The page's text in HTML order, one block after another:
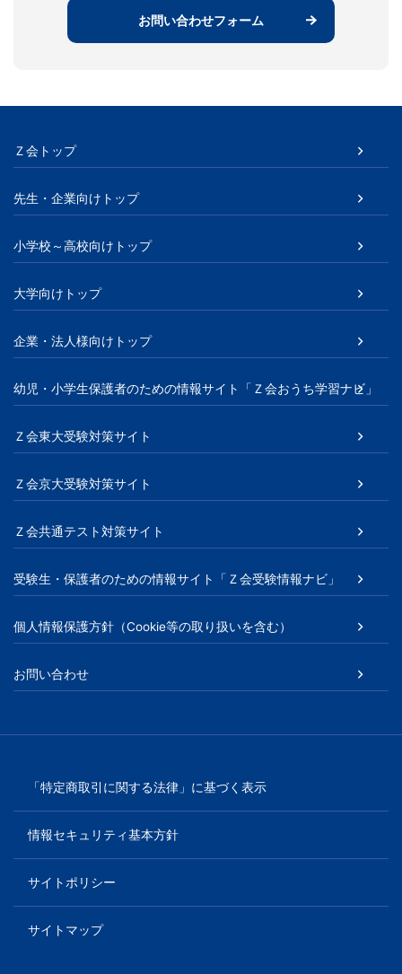
お問い合わせフォーム
Ｚ会トップ
先生・企業向けトップ
小学校～高校向けトップ
大学向けトップ
企業・法人様向けトップ
幼児・小学生保護者のための情報サイト「Ｚ会おうち学習ナビ」
Ｚ会東大受験対策サイト
Ｚ会京大受験対策サイト
Ｚ会共通テスト対策サイト
受験生・保護者のための情報サイト「Ｚ会受験情報ナビ」
個人情報保護方針（Cookie等の取り扱いを含む）
お問い合わせ
「特定商取引に関する法律」に基づく表示
情報セキュリティ基本方針
サイトポリシー
サイトマップ